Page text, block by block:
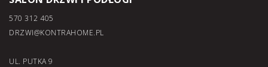
570 312 405
DRZWI@KONTRAHOME.PL
UL. PUTKA 9